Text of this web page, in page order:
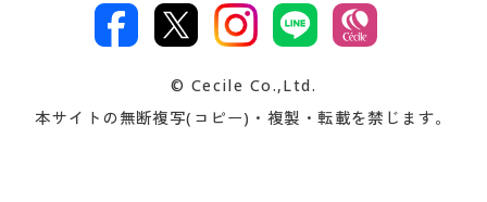
著作権・商標について 会社案内
プレゼント＆キャンペーン サイトマップ
交換・返品は お支払は
ついて
忘れの場合
© Cecile Co.,Ltd.
本サイトの無断複写(コピー)・複製・転載を禁じます。